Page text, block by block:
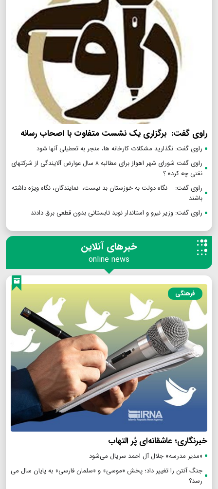
راوی گفت: برگزاری یک نشست متفاوت با اصحاب رسانه
راوی گفت: نگذارید مشکلات کارخانه ها، منجر به تعطیلی آنها شود
راوی گفت شورای شهر اهواز برای مطالبه ۸ سال عوارض آلایندگی از شرکتهای
نفتی چه کرده ؟
راوی گفت: نگاه دولت به خوزستان بد نیست، نمایندگان، نگاه ویژه داشته
باشند
راوی گفت: وزیر نیرو و استاندار نوید تابستانی بدون قطعی برق دادند
خبرهای آنلاین
online news
فرهنگی
خبرنگاری؛ عاشقانه‌ای پُر التهاب
«مدیر مدرسه» جلال آل احمد سریال می‌شود
جنگ آنتن را تغییر داد؛ پخش «موسی» و «سلمان فارسی» به پایان سال می
رسد؟